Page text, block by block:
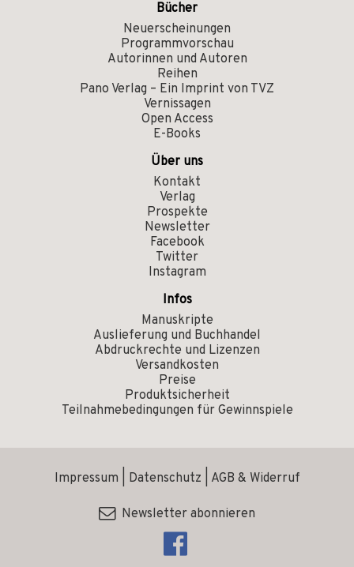
Bücher
Neuerscheinungen
Programmvorschau
Autorinnen und Autoren
Reihen
Pano Verlag – Ein Imprint von TVZ
Vernissagen
Open Access
E-Books
Über uns
Kontakt
Verlag
Prospekte
Newsletter
Facebook
Twitter
Instagram
Infos
Manuskripte
Auslieferung und Buchhandel
Abdruckrechte und Lizenzen
Versandkosten
Preise
Produktsicherheit
Teilnahmebedingungen für Gewinnspiele
Impressum Datenschutz AGB & Widerruf
Newsletter abonnieren